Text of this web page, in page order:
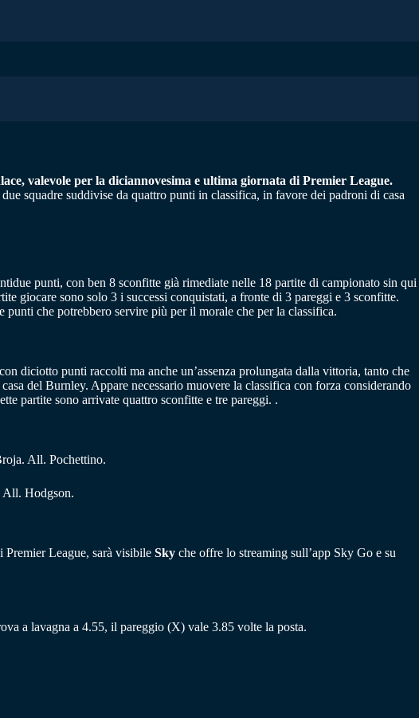
valevole per la diciannovesima e ultima giornata di Premier League.
squadre suddivise da quattro punti in classifica, in favore dei padroni di casa
punti, con ben 8 sconfitte già rimediate nelle 18 partite di campionato sin qui
giocare sono solo 3 i successi conquistati, a fronte di 3 pareggi e 3 sconfitte.
che potrebbero servire più per il morale che per la classifica.
diciotto punti raccolti ma anche un’assenza prolungata dalla vittoria, tanto che
del Burnley. Appare necessario muovere la classifica con forza considerando
partite sono arrivate quattro sconfitte e tre pareggi. .
All. Pochettino.
All. Hodgson.
Premier League, sarà visibile Sky che offre lo streaming sull’app Sky Go e su
a lavagna a 4.55, il pareggio (X) vale 3.85 volte la posta.